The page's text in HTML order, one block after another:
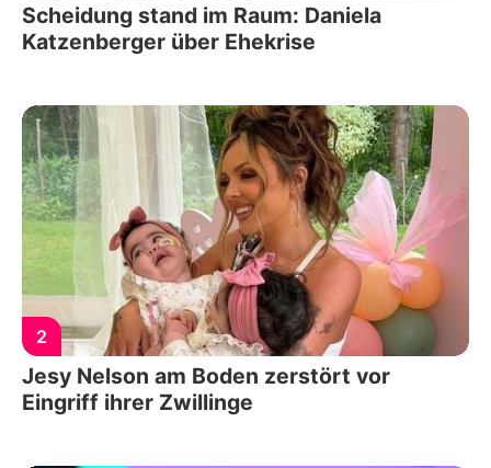
Scheidung stand im Raum: Daniela
Katzenberger über Ehekrise
2
Jesy Nelson am Boden zerstört vor
Eingriff ihrer Zwillinge